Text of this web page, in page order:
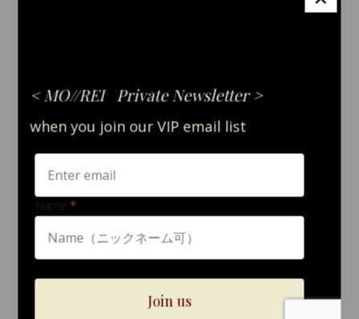
数量
International shipping available